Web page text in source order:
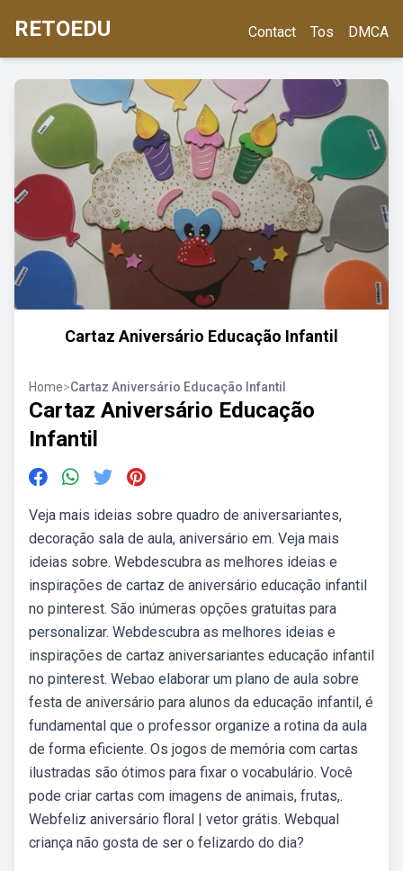
RETOEDU Contact Tos DMCA
Cartaz Aniversário Educação Infantil
Home>Cartaz Aniversário Educação Infantil
Cartaz Aniversário Educação
Infantil
Veja mais ideias sobre quadro de aniversariantes,
decoração sala de aula, aniversário em. Veja mais
ideias sobre. Webdescubra as melhores ideias e
inspirações de cartaz de aniversário educação infantil
no pinterest. São inúmeras opções gratuitas para
personalizar. Webdescubra as melhores ideias e
inspirações de cartaz aniversariantes educação infantil
no pinterest. Webao elaborar um plano de aula sobre
festa de aniversário para alunos da educação infantil, é
fundamental que o professor organize a rotina da aula
de forma eficiente. Os jogos de memória com cartas
ilustradas são ótimos para fixar o vocabulário. Você
pode criar cartas com imagens de animais, frutas,.
Webfeliz aniversário floral | vetor grátis. Webqual
criança não gosta de ser o felizardo do dia?